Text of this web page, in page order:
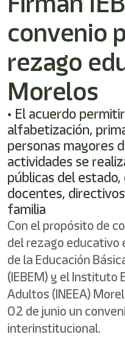
convenio
rezago
Morelos
• El acuerdo
alfabetización,
personas mayores
actividades se
públicas del
docentes,
familia
Con el propósito de
del rezago
de la Educación
(IEBEM) y el Instituto
Adultos (INEEA)
02 de junio un
interinstitucional.